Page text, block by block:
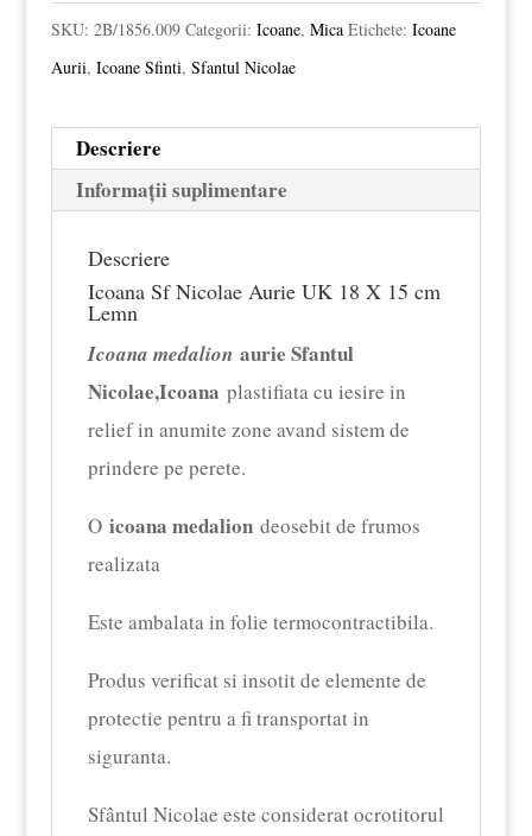
SKU: 2B/1856.009 Categorii: Icoane, Mica Etichete: Icoane
Aurii, Icoane Sfinti, Sfantul Nicolae
Descriere
Informații suplimentare
Descriere
Icoana Sf Nicolae Aurie UK 18 X 15 cm
Lemn
Icoana medalion aurie Sfantul
Nicolae,Icoana plastifiata cu iesire in
relief in anumite zone avand sistem de
prindere pe perete.
O icoana medaliondeosebit de frumos
realizata
Este ambalata in folie termocontractibila.
Produs verificat si insotit de elemente de
protectie pentru a fi transportat in
siguranta.
Sfântul Nicolae este considerat ocrotitorul